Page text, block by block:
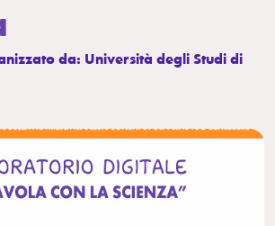
da: Università degli Studi di